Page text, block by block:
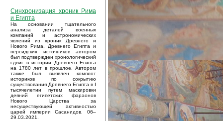
Синхронизация хроник Рима
и Египта
На основании тщательного
анализа деталей военных
компаний и астрономических
явлений из хроник Древнего и
Нового Рима, Древнего Египта и
персидских источников автором
был подтвержден хронологический
сдвиг в истории Древнего Египта
на 1780 лет в прошлое. Автором
также был выявлен комплот
историков по сокрытию
существования Древнего Египта в I
тысячелетии путем маскировки
деяний египетских фараонов
Нового Царства за
несуществующей активностью
царей империи Сасанидов. 06–
29.03.2021.